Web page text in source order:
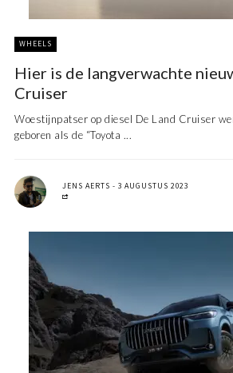
WHEELS
Hier is de langverwachte
Cruiser
Woestijnpatser op diesel De Land Cruiser
geboren als de “Toyota ...
JENS AERTS 3 AUGUSTUS 2023